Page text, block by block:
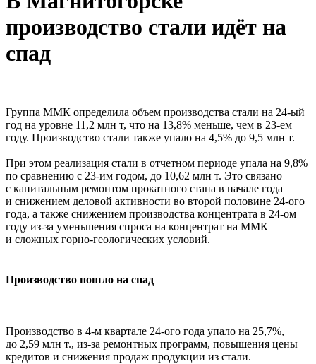
производство стали идёт на
спад
Группа ММК определила объем производства стали на 24-ый
год на уровне 11,2 млн т, что на 13,8% меньше, чем в 23-ем
году. Производство стали также упало на 4,5% до 9,5 млн т.
При этом реализация стали в отчетном периоде упала на 9,8%
по сравнению с 23-им годом, до 10,62 млн т. Это связано
с капитальным ремонтом прокатного стана в начале года
и снижением деловой активности во второй половине 24-ого
года, а также снижением производства концентрата в 24-ом
году из-за уменьшения спроса на концентрат на ММК
и сложных горно-геологических условий.
Производство пошло на спад
Производство в 4-м квартале 24-ого года упало на 25,7%,
до 2,59 млн т., из-за ремонтных программ, повышения цены
кредитов и снижения продаж продукции из стали.